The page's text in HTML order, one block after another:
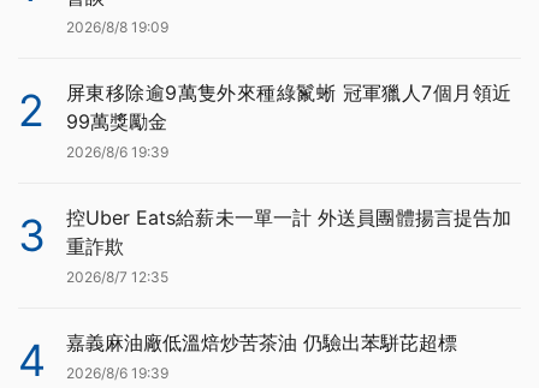
2026/8/8 19:09
2
屏東移除逾9萬隻外來種綠鬣蜥 冠軍獵人7個月領近
99萬獎勵金
2026/8/6 19:39
3
控Uber Eats給薪未一單一計 外送員團體揚言提告加
重詐欺
2026/8/7 12:35
4 嘉義麻油廠低溫焙炒苦茶油 仍驗出苯駢芘超標
2026/8/6 19:39